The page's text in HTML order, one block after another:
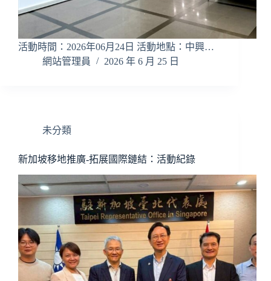
活動時間：2026年06月24日 活動地點：中興…
網站管理員
2026 年 6 月 25 日
未分類
新加坡移地推廣-拓展國際鏈結：活動紀錄